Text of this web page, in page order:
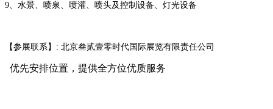
9、水景、喷泉、喷灌、喷头及控制设备、灯光设备
【参展联系】: 北京叁贰壹零时代国际展览有限责任公司
优先安排位置，提供全方位优质服务